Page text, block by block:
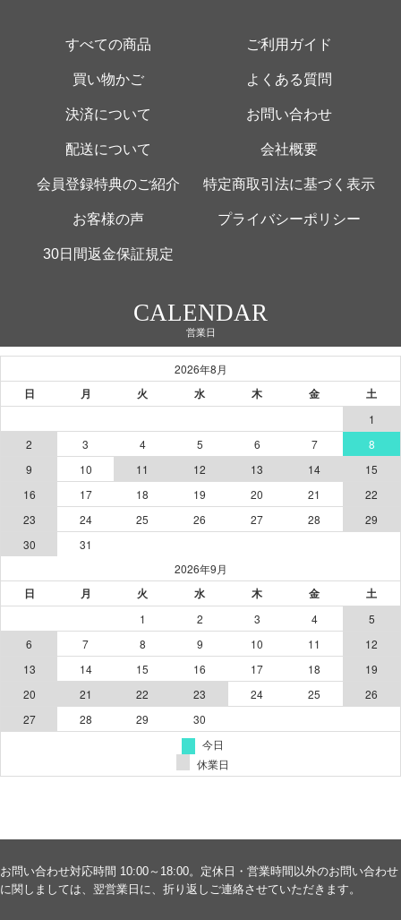
すべての商品 ご利用ガイド
買い物かご よくある質問
決済について お問い合わせ
配送について 会社概要
会員登録特典のご紹介 特定商取引法に基づく表示
お客様の声 プライバシーポリシー
30日間返金保証規定
CALENDAR
営業日
お問い合わせ対応時間 10:00～18:00。定休日・営業時間以外のお問い合わせ
に関しましては、翌営業日に、折り返しご連絡させていただきます。